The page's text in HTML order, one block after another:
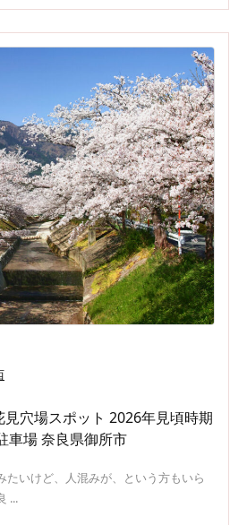
穴場スポット 2026年見頃時期
車場 奈良県御所市
いけど、人混みが、という方もいら
...